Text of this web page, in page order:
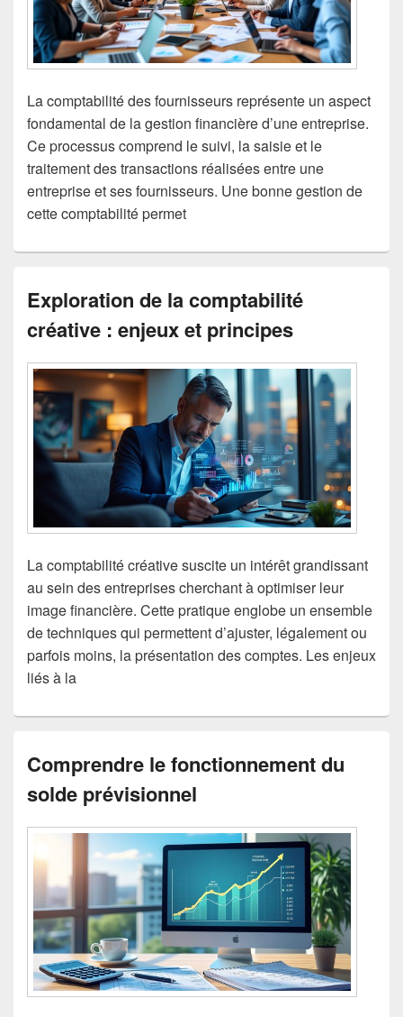
La comptabilité des fournisseurs représente un aspect
fondamental de la gestion financière d’une entreprise.
Ce processus comprend le suivi, la saisie et le
traitement des transactions réalisées entre une
entreprise et ses fournisseurs. Une bonne gestion de
cette comptabilité permet
Exploration de la comptabilité
créative : enjeux et principes
La comptabilité créative suscite un intérêt grandissant
au sein des entreprises cherchant à optimiser leur
image financière. Cette pratique englobe un ensemble
de techniques qui permettent d’ajuster, légalement ou
parfois moins, la présentation des comptes. Les enjeux
liés à la
Comprendre le fonctionnement du
solde prévisionnel